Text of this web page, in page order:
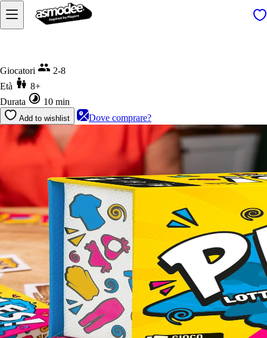
Giocatori
2-8
Età
8+
Durata
10 min
Add to wishlist Dove comprare?